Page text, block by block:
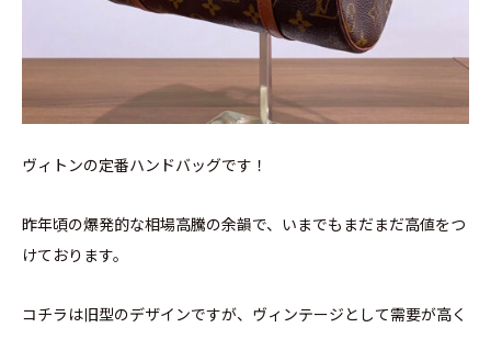
ヴィトンの定番ハンドバッグです！
昨年頃の爆発的な相場高騰の余韻で、いまでもまだまだ高値をつ
けております。
コチラは旧型のデザインですが、ヴィンテージとして需要が高く